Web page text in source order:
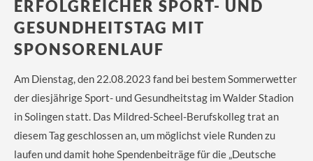
ERFOLGREICHER SPORT- UND
GESUNDHEITSTAG MIT
SPONSORENLAUF
Am Dienstag, den 22.08.2023 fand bei bestem Sommerwetter
der diesjährige Sport- und Gesundheitstag im Walder Stadion
in Solingen statt. Das Mildred-Scheel-Berufskolleg trat an
diesem Tag geschlossen an, um möglichst viele Runden zu
laufen und damit hohe Spendenbeiträge für die „Deutsche